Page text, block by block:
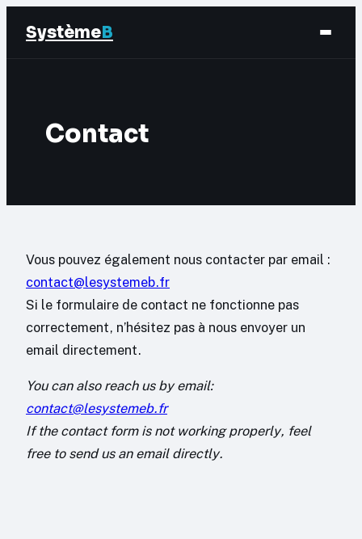
SystèmeB
Business
Contact
Vous pouvez également nous contacter par email :
contact@lesystemeb.fr
Si le formulaire de contact ne fonctionne pas
correctement, n’hésitez pas à nous envoyer un
email directement.
You can also reach us by email:
contact@lesystemeb.fr
If the contact form is not working properly, feel
free to send us an email directly.